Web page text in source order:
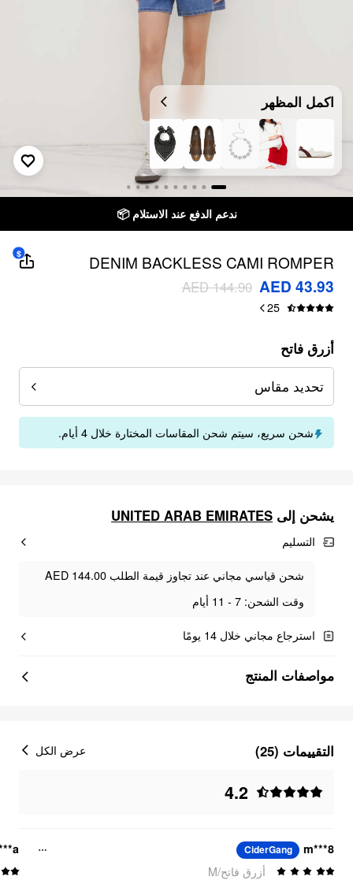
اكمل المظهر
ندعم الدفع عند الاستلام 📦
DENIM BACKLESS CAMI ROMPER
AED 43.93
AED 144.90
25
$
أزرق فاتح
تحديد مقاس
شحن سريع، سيتم شحن المقاسات المختارة خلال 4 أيام.
يشحن إلى UNITED ARAB EMIRATES
التسليم
شحن قياسي مجاني عند تجاوز قيمة الطلب AED 144.00
وقت الشحن: 7 - 11 أيام
استرجاع مجاني خلال 14 يومًا
مواصفات المنتج
التقييمات (25)
4.2
عرض الكل
m***8
CiderGang
أزرق فاتح/M